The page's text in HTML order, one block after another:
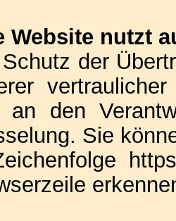
Website nutzt
der
an den
Sie